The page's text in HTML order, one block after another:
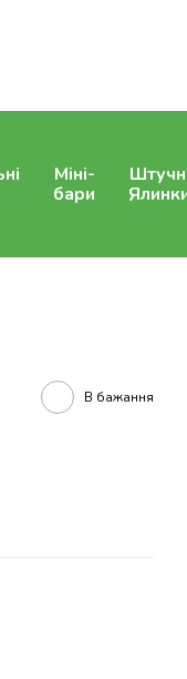
Міні-
бари
В бажання